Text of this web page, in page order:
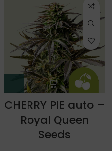
CHERRY PIE auto –
Royal Queen
Seeds